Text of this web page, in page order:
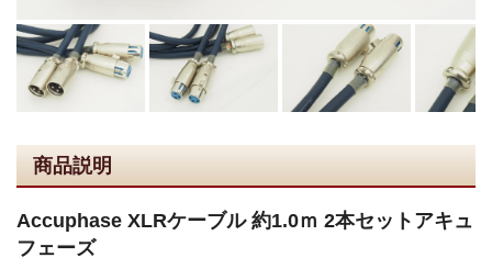
商品説明
Accuphase XLRケーブル 約1.0ｍ 2本セットアキュ
フェーズ